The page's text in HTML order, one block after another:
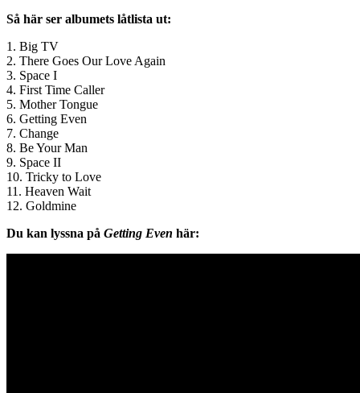
Så här ser albumets låtlista ut:
1. Big TV
2. There Goes Our Love Again
3. Space I
4. First Time Caller
5. Mother Tongue
6. Getting Even
7. Change
8. Be Your Man
9. Space II
10. Tricky to Love
11. Heaven Wait
12. Goldmine
Du kan lyssna på Getting Even här: